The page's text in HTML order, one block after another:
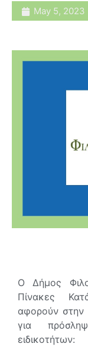
May 5, 2023
Ο Δήμος
Πίνακες
αφορούν στην
για
ειδικoτήτων: